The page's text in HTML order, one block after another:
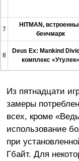
7
HITMAN,
бенчмарк
8
Deus Ex: Mankind
комплекс «Утулек»
Из пятнадцати
замеры
всех, кроме
использование
при
Гбайт. Для